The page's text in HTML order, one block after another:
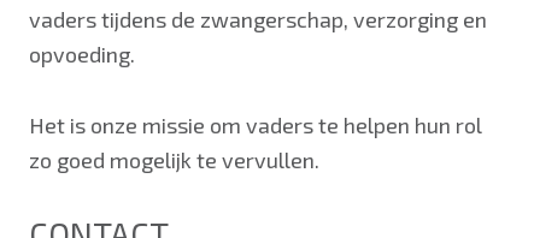
vaders tijdens de zwangerschap, verzorging en
opvoeding.
Het is onze missie om vaders te helpen hun rol
zo goed mogelijk te vervullen.